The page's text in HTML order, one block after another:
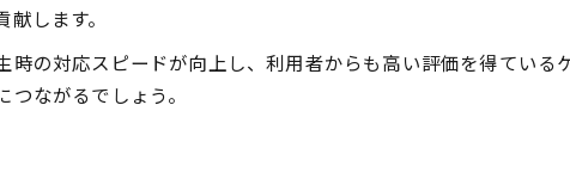
します。
の対応スピードが向上し、利用者からも高い評価を得ている
ながるでしょう。